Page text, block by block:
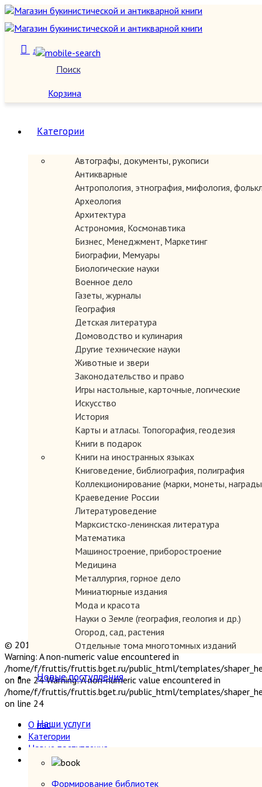
Поиск
1
Корзина
Категории
Автографы, документы, рукописи
Антикварные
Антропология, этнография, мифология,
Археология
Архитектура
Астрономия, Космонавтика
Бизнес, Менеджмент, Маркетинг
Биографии, Мемуары
Биологические науки
Военное дело
Газеты, журналы
География
Детская литература
Домоводство и кулинария
Другие технические науки
Животные и звери
Законодательство и право
Игры настольные, карточные, логические
Искусство
История
Карты и атласы. Топогорафия, геодезия
Книги в подарок
Книги на иностранных языках
Книговедение, библиография, полиграфия
Коллекционирование (марки, монеты,
Краеведение России
Литературоведение
Марксистско-ленинская литература
Математика
Машиностроение, приборостроение
Медицина
Металлургия, горное дело
Миниатюрные издания
Мода и красота
Науки о Земле (география, геология и др.)
Огород, сад, растения
Отдельные тома многотомных изданий
Открытки
Охота и рыбалка
Педагогика
Политология, геополитика, дипломатия
Промышленность, производство
Религия
Сатира и юмор
Новые поступления
Наши услуги
Формирование библиотек
© 2019 "Параграф" Покупка и продажа антикварных книг
Warning: A non-numeric value encountered in
/home/f/fruttis/fruttis.bget.ru/public_html/templates/
on line 24 Warning: A non-numeric value encountered in
/home/f/fruttis/fruttis.bget.ru/public_html/templates/
on line 24
О нас
Категории
Новые поступления
Наши услуги
Прием книг